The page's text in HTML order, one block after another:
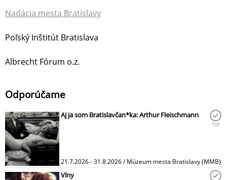
Nadácia mesta Bratislavy
Poľský Inštitút Bratislava
Albrecht Fórum o.z.
Odporúčame
Aj ja som Bratislavčan*ka: Arthur Fleischmann
21.7.2026 - 31.8.2026 / Múzeum mesta Bratislavy (MMB)
TIP
Vlny